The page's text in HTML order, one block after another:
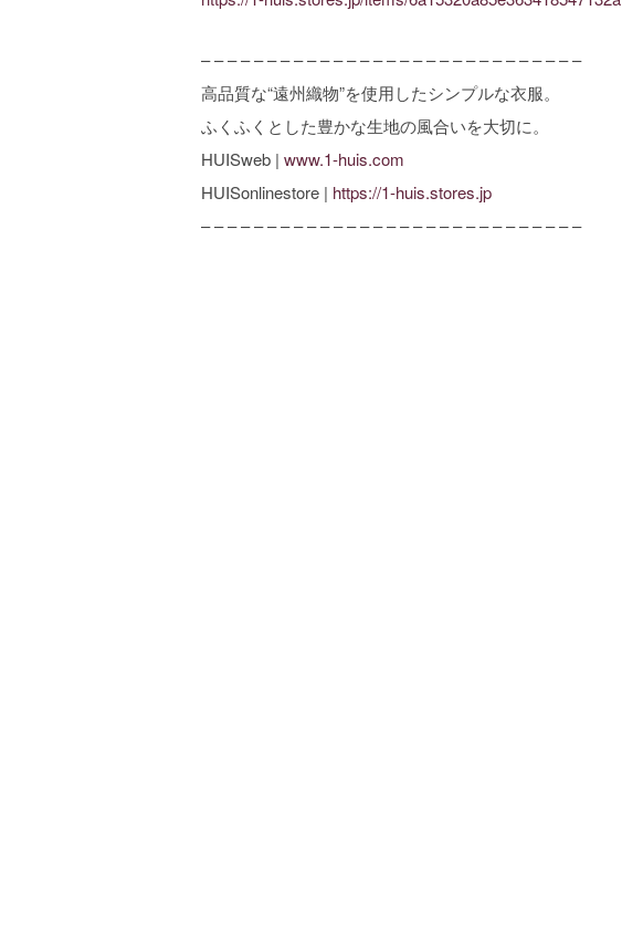
– – – – – – – – – – – – – – – – – – – – – – – – – – – – –
高品質な“遠州織物”を使用したシンプルな衣服。
ふくふくとした豊かな生地の風合いを大切に。
HUISweb | www.1-huis.com
HUISonlinestore | https://1-huis.stores.jp
– – – – – – – – – – – – – – – – – – – – – – – – – – – – –